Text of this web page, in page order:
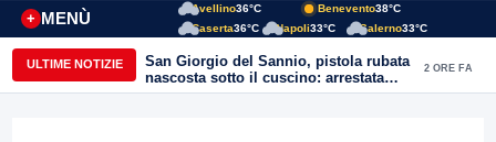
MENÙ
+
Avellino36°C Benevento38°C
Caserta36°C Napoli33°C Salerno33°C
ULTIME NOTIZIE
San Giorgio del Sannio, pistola rubata
nascosta sotto il cuscino: arrestata
51enne
2 ORE FA